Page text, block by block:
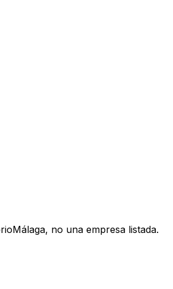
no una empresa listada.